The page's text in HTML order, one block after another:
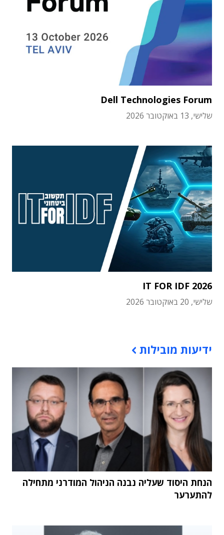
Dell Technologies Forum
שלישי, 13 באוקטובר 2026
IT FOR IDF 2026
שלישי, 20 באוקטובר 2026
ידיעות מובילות
הנחת היסוד שעליה נבנה הניהול המודרני מתחילה
להתערער